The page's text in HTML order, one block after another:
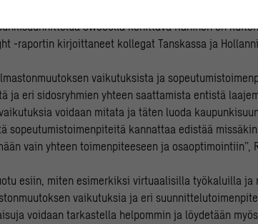
Swecolla kehittävä Raninen on
-raportin kirjoittaneet kollegat Tanskassa ja
vaikutuksista ja
ja eri sidosryhmien yhteen saattamista entistä
voidaan mitata ja täten luoda
sopeutumistoimenpiteitä kannattaa edistää
vain yhteen toimenpiteeseen ja osaoptimointiin”,
esiin, miten esimerkiksi virtuaalisilla työkaluilla ja
vaikutuksia ja eri
voidaan tarkastella helpommin ja löydetään